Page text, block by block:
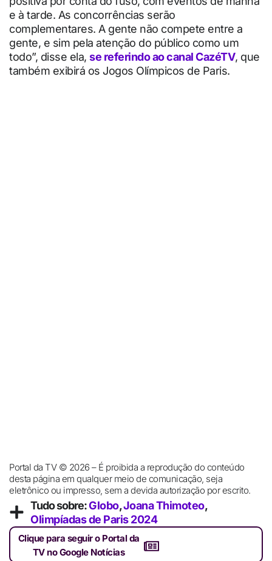
e à tarde. As concorrências serão
complementares. A gente não compete entre a
gente, e sim pela atenção do público como um
todo”, disse ela, se referindo ao canal CazéTV, que
também exibirá os Jogos Olímpicos de Paris.
Portal da TV © 2026 – É proibida a reprodução do conteúdo
desta página em qualquer meio de comunicação, seja
eletrônico ou impresso, sem a devida autorização por escrito.
Tudo sobre:Globo,Joana Thimoteo,
Olimpíadas de Paris 2024
Clique para seguir o Portal da
TV no Google Notícias